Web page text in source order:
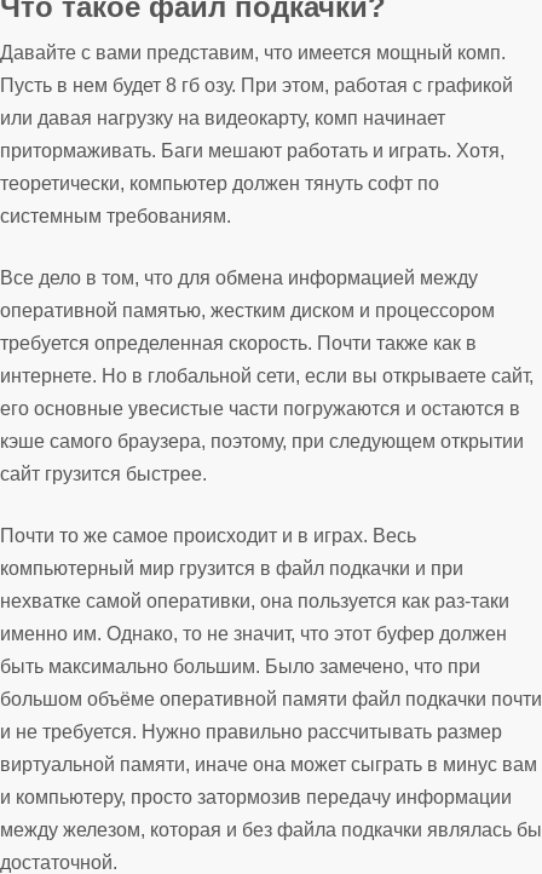
Что такое файл подкачки?
Давайте с вами представим, что имеется мощный комп.
Пусть в нем будет 8 гб озу. При этом, работая с графикой
или давая нагрузку на видеокарту, комп начинает
притормаживать. Баги мешают работать и играть. Хотя,
теоретически, компьютер должен тянуть софт по
системным требованиям.
Все дело в том, что для обмена информацией между
оперативной памятью, жестким диском и процессором
требуется определенная скорость. Почти также как в
интернете. Но в глобальной сети, если вы открываете сайт,
его основные увесистые части погружаются и остаются в
кэше самого браузера, поэтому, при следующем открытии
сайт грузится быстрее.
Почти то же самое происходит и в играх. Весь
компьютерный мир грузится в файл подкачки и при
нехватке самой оперативки, она пользуется как раз-таки
именно им. Однако, то не значит, что этот буфер должен
быть максимально большим. Было замечено, что при
большом объёме оперативной памяти файл подкачки почти
и не требуется. Нужно правильно рассчитывать размер
виртуальной памяти, иначе она может сыграть в минус вам
и компьютеру, просто затормозив передачу информации
между железом, которая и без файла подкачки являлась бы
достаточной.